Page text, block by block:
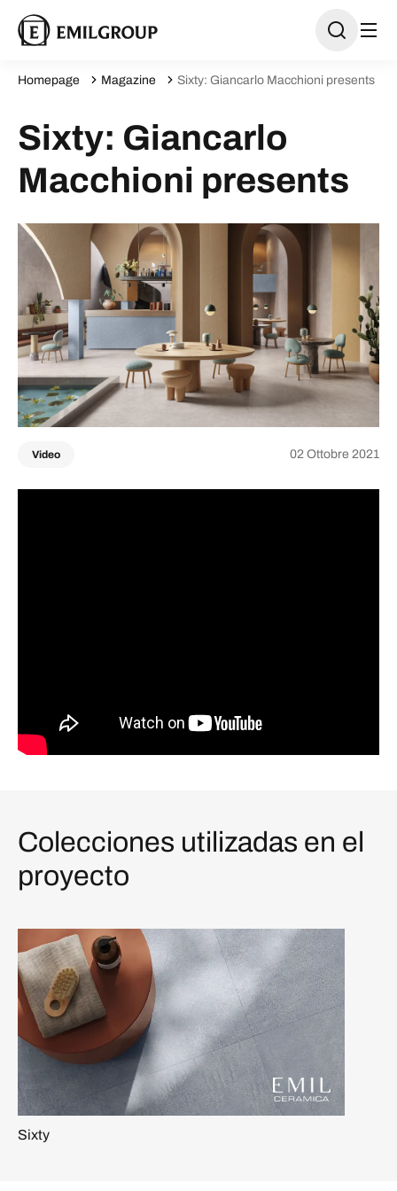
Homepage Magazine Sixty: Giancarlo Macchioni presents
Sixty: Giancarlo
Macchioni presents
Video 02 Ottobre 2021
Colecciones utilizadas en el
proyecto
Sixty